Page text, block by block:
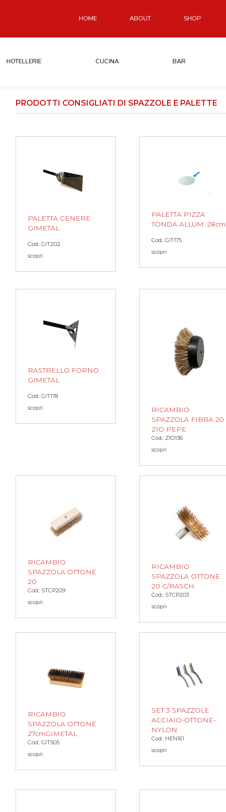
HOME ABOUT SHOP
HOTELLERIE CUCINA BAR
PRODOTTI CONSIGLIATI DI SPAZZOLE E PALETTE
PALETTA CENERE
GIMETAL
Cod.: GIT202
scopri
PALETTA PIZZA
TONDA ALLUM. 28cm.
Cod.: GIT175
scopri
RASTRELLO FORNO
GIMETAL
Cod.: GIT178
scopri
RICAMBIO
SPAZZOLA FIBRA 20
ZIO PEPE
Cod.: ZIO136
scopri
RICAMBIO
SPAZZOLA OTTONE
20
Cod.: STCP209
scopri
RICAMBIO
SPAZZOLA OTTONE
20 C/RASCH.
Cod.: STCP203
scopri
RICAMBIO
SPAZZOLA OTTONE
27cmGIMETAL
Cod.: GIT505
scopri
SET 3 SPAZZOLE
ACCIAIO-OTTONE-
NYLON
Cod.: HEN161
scopri